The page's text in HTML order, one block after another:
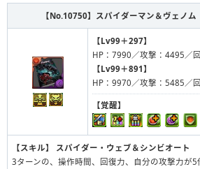
【No.10750】 スパイダーマン＆ヴェノム
【Lv99＋297】
HP：7990／攻撃：4495／
【Lv99＋891】
HP：9970／攻撃：5485／
【覚醒】
【スキル】
スパイダー・ウェブ＆シンビオート
3ターンの、操作時間、回復力、自分の攻撃力が